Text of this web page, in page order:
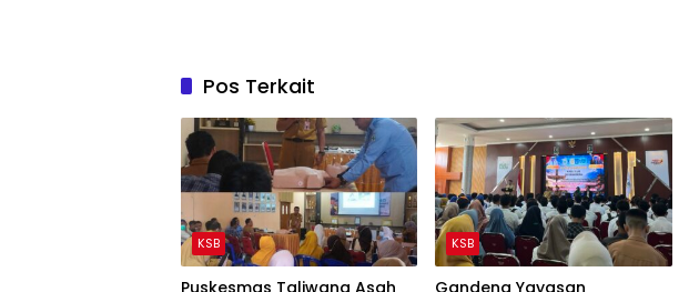
Pos Terkait
KSB
Puskesmas Taliwang Asah
KSB
Gandeng Yayasan